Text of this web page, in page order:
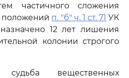
частичного сложения
положений п. "б" ч. 1 ст. 71 УК
12 лет лишения
колонии строгого
вещественных